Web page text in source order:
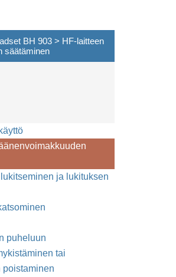
BH 903 > HF-laitteen
säätäminen
ja lukituksen
puheluun
tai
poistaminen